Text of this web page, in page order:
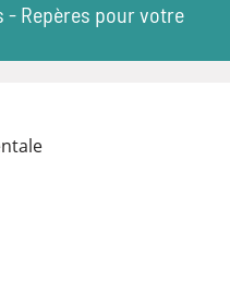
- Repères pour votre